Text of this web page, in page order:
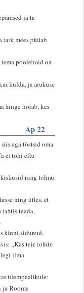
ja ta
mees püüab
poolehoid on
kulda, ja arukuse
hinge hoiab, kes
Ap 22
aga tõstsid oma
ei tohi ellu
ning tolmu
ning ütles, et
teada,
kinni sidunud,
„Kas teie tohite
ilma
ülempealikule:
ju Rooma